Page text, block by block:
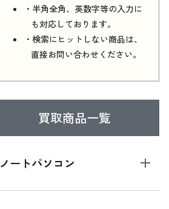
・半角全角、英数字等の入力に
も対応しております。
・検索にヒットしない商品は、
直接お問い合わせください。
買取商品一覧
ノートパソコン